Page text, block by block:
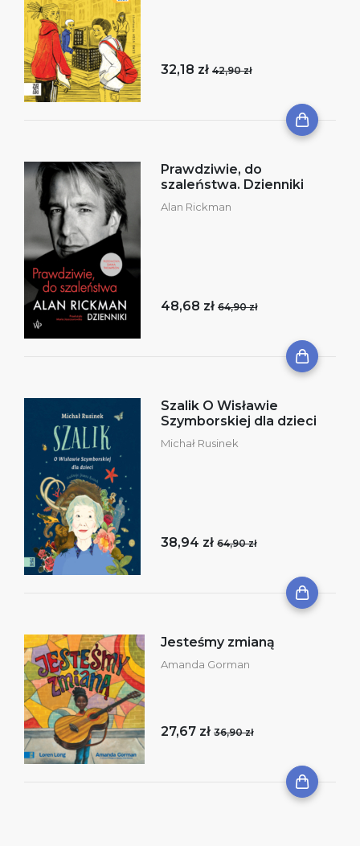
32,18 zł 42,90 zł
Prawdziwie, do
szaleństwa. Dzienniki
Alan Rickman
48,68 zł 64,90 zł
Szalik O Wisławie
Szymborskiej dla dzieci
Michał Rusinek
38,94 zł 64,90 zł
Jesteśmy zmianą
Amanda Gorman
27,67 zł 36,90 zł